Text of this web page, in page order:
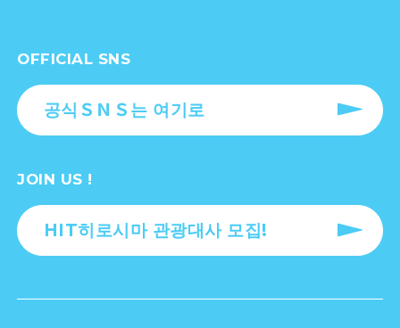
OFFICIAL SNS
공식ＳＮＳ는 여기로
JOIN US !
HIT히로시마 관광대사 모집!